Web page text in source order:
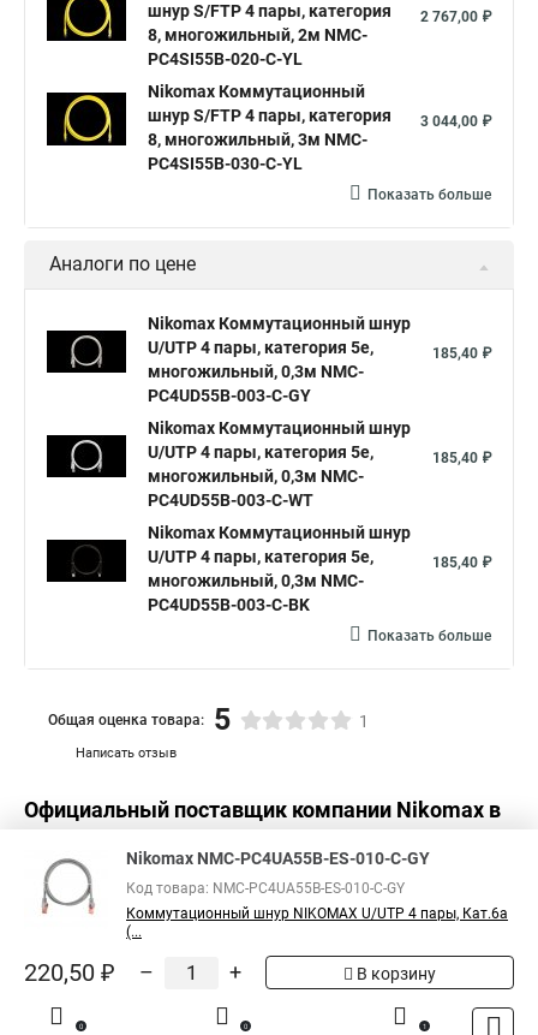
шнур S/FTP 4 пары, категория
8, многожильный, 2м NMC-
PC4SI55B-020-C-YL
2 767,00 ₽
Nikomax Коммутационный
шнур S/FTP 4 пары, категория
8, многожильный, 3м NMC-
PC4SI55B-030-C-YL
3 044,00 ₽
Показать больше
Аналоги по цене
Nikomax Коммутационный шнур
U/UTP 4 пары, категория 5е,
многожильный, 0,3м NMC-
PC4UD55B-003-C-GY
185,40 ₽
Nikomax Коммутационный шнур
U/UTP 4 пары, категория 5е,
многожильный, 0,3м NMC-
PC4UD55B-003-C-WT
185,40 ₽
Nikomax Коммутационный шнур
U/UTP 4 пары, категория 5е,
многожильный, 0,3м NMC-
PC4UD55B-003-C-BK
185,40 ₽
Показать больше
Написать отзыв
Общая оценка товара: 5 1
Официальный поставщик компании Nikomax в
Nikomax NMC-PC4UA55B-ES-010-C-GY
Код товара: NMC-PC4UA55B-ES-010-C-GY
Коммутационный шнур NIKOMAX U/UTP 4 пары, Кат.6a
(...
220,50 ₽ – + В корзину
0 0 1